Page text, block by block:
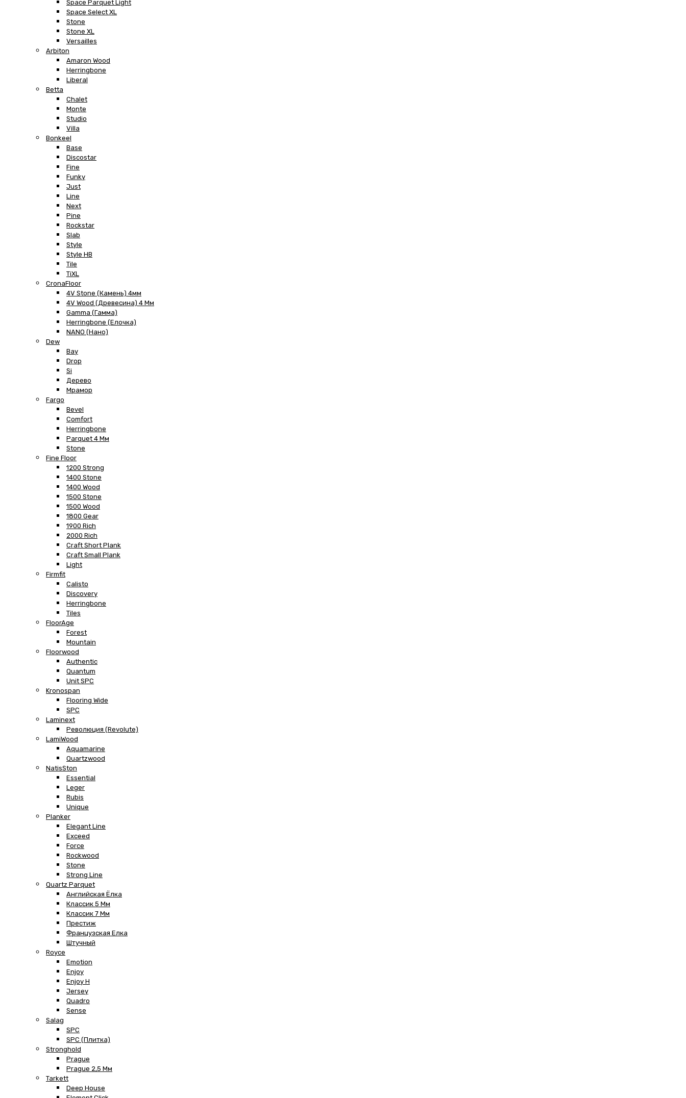
Space Parquet Light
Space Select XL
Stone
Stone XL
Versailles
Arbiton
Amaron Wood
Herringbone
Liberal
Betta
Chalet
Monte
Studio
Villa
Bonkeel
Base
Discostar
Fine
Funky
Just
Line
Next
Pine
Rockstar
Slab
Style
Style HB
Tile
TiXL
CronaFloor
4V Stone (Камень) 4мм
4V Wood (Древесина) 4 Мм
Gamma (Гамма)
Herringbone (Елочка)
NANO (Нано)
Dew
Bay
Drop
Si
Дерево
Мрамор
Fargo
Bevel
Comfort
Herringbone
Parquet 4 Мм
Stone
Fine Floor
1200 Strong
1400 Stone
1400 Wood
1500 Stone
1500 Wood
1800 Gear
1900 Rich
2000 Rich
Craft Short Plank
Craft Small Plank
Light
Firmfit
Calisto
Discovery
Herringbone
Tiles
FloorAge
Forest
Mountain
Floorwood
Authentic
Quantum
Unit SPC
Kronospan
Flooring Wide
SPC
Laminext
Революция (Revolute)
LamiWood
Aquamarine
Quartzwood
NatisSton
Essential
Leger
Rubis
Unique
Planker
Elegant Line
Exceed
Force
Rockwood
Stone
Strong Line
Quartz Parquet
Английская Ёлка
Классик 5 Мм
Классик 7 Мм
Престиж
Французская Елка
Штучный
Royce
Emotion
Enjoy
Enjoy H
Jersey
Quadro
Sense
Salag
SPC
SPC (плитка)
Stronghold
Prague
Prague 2,5 Мм
Tarkett
Deep House